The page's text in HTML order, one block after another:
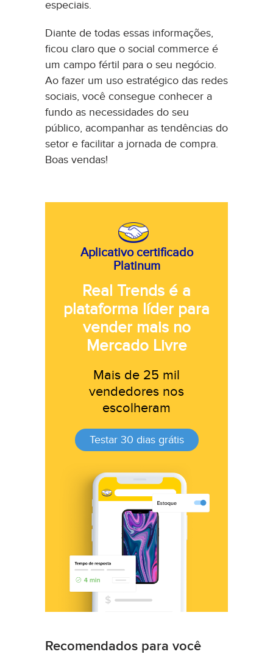
especiais.
Diante de todas essas informações,
ficou claro que o social commerce é
um campo fértil para o seu negócio.
Ao fazer um uso estratégico das redes
sociais, você consegue conhecer a
fundo as necessidades do seu
público, acompanhar as tendências do
setor e facilitar a jornada de compra.
Boas vendas!
Aplicativo certificado
Platinum
Real Trends é a
plataforma líder para
vender mais no
Mercado Livre
Mais de 25 mil
vendedores nos
escolheram
Testar 30 dias grátis
Recomendados para você